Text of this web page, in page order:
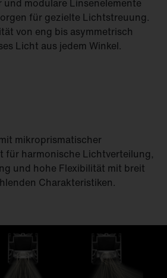
modulare Linsenelemente
für gezielte Lichtstreuung.
von eng bis asymmetrisch
Licht aus jedem Winkel.
mikroprismatischer
für harmonische Licht­verteilung,
und hohe Flexibilität mit breit
Charakteristiken.